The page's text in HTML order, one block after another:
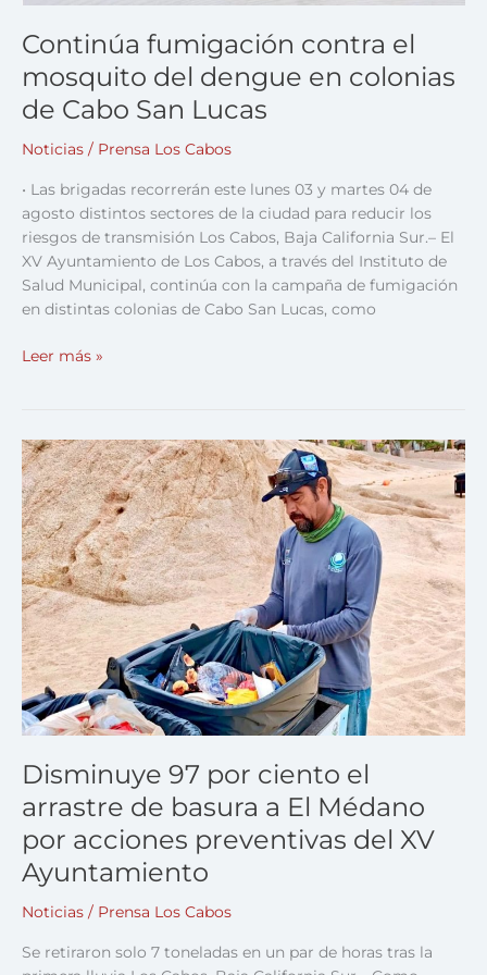
Continúa fumigación contra el
mosquito del dengue en colonias
de Cabo San Lucas
Noticias / Prensa Los Cabos
• Las brigadas recorrerán este lunes 03 y martes 04 de
agosto distintos sectores de la ciudad para reducir los
riesgos de transmisión Los Cabos, Baja California Sur.– El
XV Ayuntamiento de Los Cabos, a través del Instituto de
Salud Municipal, continúa con la campaña de fumigación
en distintas colonias de Cabo San Lucas, como
Leer más »
Disminuye 97 por ciento el
arrastre de basura a El Médano
por acciones preventivas del XV
Ayuntamiento
Noticias / Prensa Los Cabos
Se retiraron solo 7 toneladas en un par de horas tras la
Disminuye
97
por
ciento
el
arrastre
de
basura
a
El
Médano
por
acciones
preventivas
del
XV
Ayuntamiento